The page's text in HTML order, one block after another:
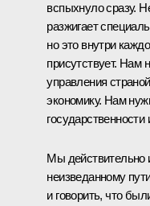
вспыхнуло сразу.
разжигает
но это внутри
присутствует. Нам
управления
экономику. Нам
Мы действительно
неизведанному
и говорить, что